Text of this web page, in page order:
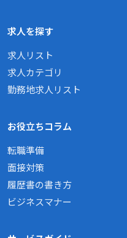
求人を探す
求人リスト
求人カテゴリ
勤務地求人リスト
お役立ちコラム
転職準備
面接対策
履歴書の書き方
ビジネスマナー